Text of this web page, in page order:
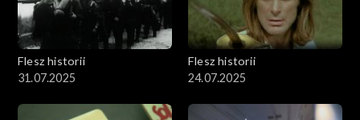
Flesz historii
31.07.2025
Flesz historii
24.07.2025